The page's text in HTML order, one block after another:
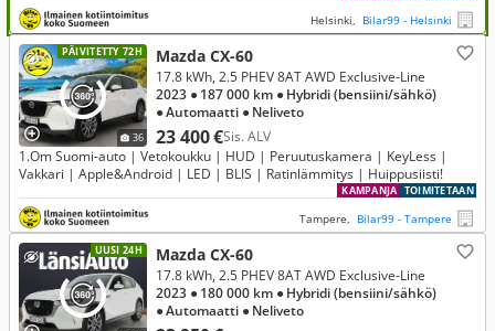
Helsinki, Bilar99 - Helsinki
PÄIVITETTY 72H
36
Mazda CX-60
23 400 €Sis. ALV
17.8 kWh, 2.5 PHEV 8AT AWD Exclusive-Line
2023 ● 187 000 km ● Hybridi (bensiini/sähkö)
● Automaatti ● Neliveto
1.Om Suomi-auto | Vetokoukku | HUD | Peruutuskamera | KeyLess |
Vakkari | Apple&Android | LED | BLIS | Ratinlämmitys | Huippusiisti!
TOIMITETAAN
KAMPANJA
Tampere, Bilar99 - Tampere
UUSI 24H Mazda CX-60
17.8 kWh, 2.5 PHEV 8AT AWD Exclusive-Line
2023 ● 180 000 km ● Hybridi (bensiini/sähkö)
● Automaatti ● Neliveto